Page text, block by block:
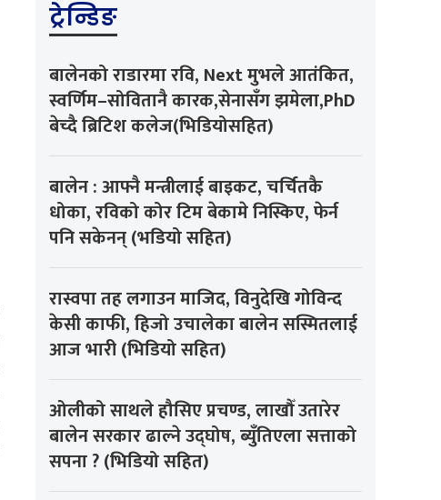
ट्रेन्डिङ
बालेनको राडारमा रवि, Next मुभले आतंकित,
स्वर्णिम–सोवितानै कारक,सेनासँग झमेला,PhD
बेच्दै ब्रिटिश कलेज(भिडियोसहित)
बालेन : आफ्नै मन्त्रीलाई बाइकट, चर्चितकै
धोका, रविको कोर टिम बेकामे निस्किए, फेर्न
पनि सकेनन् (भडियो सहित)
रास्वपा तह लगाउन माजिद, विनुदेखि गोविन्द
केसी काफी, हिजो उचालेका बालेन सस्मितलाई
आज भारी (भिडियो सहित)
ओलीको साथले हौसिए प्रचण्ड, लाखौँ उतारेर
बालेन सरकार ढाल्ने उद्घोष, ब्युँतिएला सत्ताको
सपना ? (भिडियो सहित)